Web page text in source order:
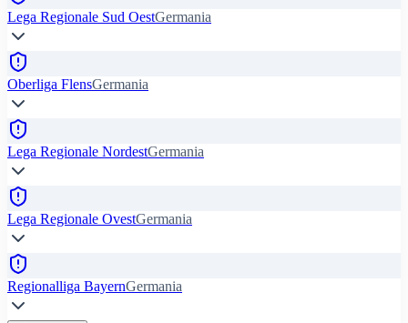
Lega Regionale Sud OestGermania
Oberliga FlensGermania
Lega Regionale NordestGermania
Lega Regionale OvestGermania
Regionalliga BayernGermania